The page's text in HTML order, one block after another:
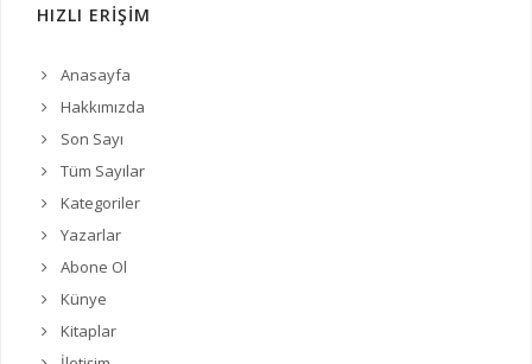
HIZLI ERİŞİM
Anasayfa
Hakkımızda
Son Sayı
Tüm Sayılar
Kategoriler
Yazarlar
Abone Ol
Künye
Kitaplar